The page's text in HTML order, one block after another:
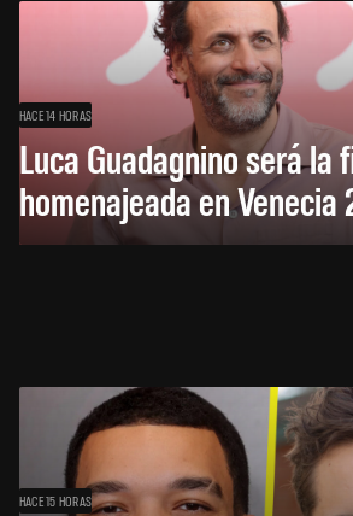
HACE 14 HORAS
Luca Guadagnino será la
homenajeada en
HACE 15 HORAS